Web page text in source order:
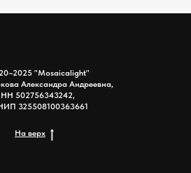
"Mosaicalight"
Александра Андреевна,
502756343242,
325508100363661
На верх